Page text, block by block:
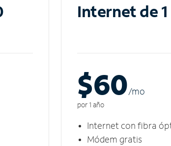
Internet de
$60/mo
por 1 año
Internet con fibra
Módem gratis